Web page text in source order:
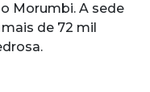
Morumbi. A sede
de 72 mil